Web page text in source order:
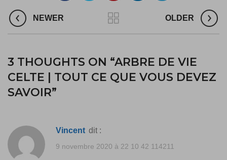
NEWER OLDER
3 THOUGHTS ON “ARBRE DE VIE
CELTE | TOUT CE QUE VOUS DEVEZ
SAVOIR”
Vincent dit :
9 novembre 2020 à 22 10 42 114211